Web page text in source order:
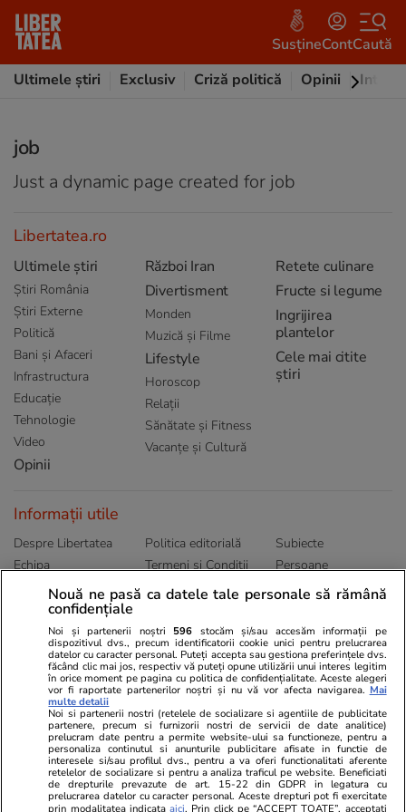
SusțineContCaută
Ultimele știri
Exclusiv Criză politică Opinii
job
Just a dynamic page created for job
Libertatea.ro
Ultimele știri
Știri România
Știri Externe
Politică
Bani și Afaceri
Infrastructura
Educație
Tehnologie
Video
Opinii
Război Iran
Divertisment
Monden
Muzică și Filme
Lifestyle
Horoscop
Relații
Sănătate și Fitness
Vacanțe și Cultură
Retete culinare
Fructe si legume
Ingrijirea
plantelor
Cele mai citite
știri
Informații utile
Despre Libertatea
Echipa
Publicitate
Politica de
confidențialitate
Politica editorială
Termeni și Conditii
Abonamente
Subiecte
Persoane
Sitemap
Ringier România
Libertatea pentru
Unica.ro
Program TV
Avantaje
ELLE
Gazeta Sporturilor
Stiri mondene
Calculator sarcina
Ajută Copiii
Locuri de muncă
Imobiliare.ro
Jobradar24
Imoradar24
Colecții Libertatea
Nouă ne pasă ca datele tale personale să rămână
confidențiale
Noi și partenerii noștri 596 stocăm și/sau accesăm informații pe
dispozitivul dvs., precum identificatorii cookie unici pentru prelucrarea
datelor cu caracter personal. Puteți accepta sau gestiona preferințele dvs.
făcând clic mai jos, respectiv vă puteți opune utilizării unui interes legitim
în orice moment pe pagina cu politica de confidențialitate. Aceste alegeri
vor fi raportate partenerilor noștri și nu vă vor afecta navigarea. Mai
multe detalii
Noi si partenerii nostri (retelele de socializare si agentiile de publicitate
partenere, precum si furnizorii nostri de servicii de date analitice)
prelucram date pentru a permite website-ului sa functioneze, pentru a
personaliza continutul si anunturile publicitare afisate in functie de
interesele si/sau profilul dvs., pentru a va oferi functionalitati aferente
retelelor de socializare si pentru a analiza traficul pe website. Beneficiati
de drepturile prevazute de art. 15-22 din GDPR in legatura cu
prelucrarea datelor cu caracter personal. Aceste drepturi pot fi exercitate
prin modalitatea indicataaici. Prin click pe “ACCEPT TOATE”, acceptati